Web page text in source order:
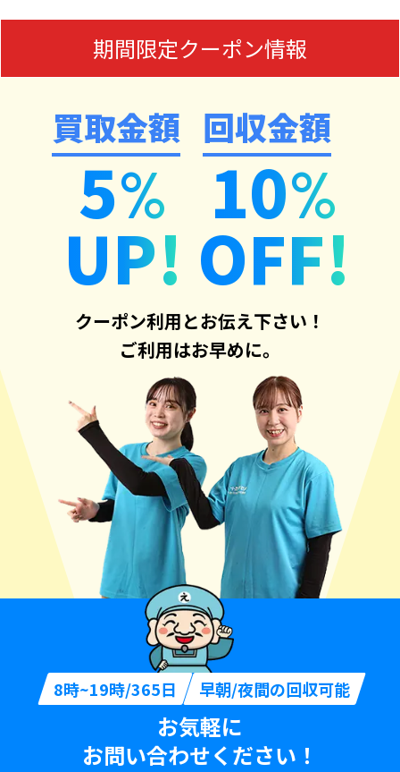
期間限定クーポン情報
買取金額
5%
UP!
回収金額
10%
OFF!
クーポン利用とお伝え下さい！
ご利用はお早めに。
8時~19時/365日 早朝/夜間の回収可能
お気軽に
お問い合わせください！